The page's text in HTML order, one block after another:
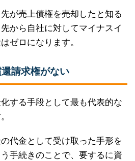
が売上債権を売却したと知る
から自社に対してマイナスイ
ゼロになります。
請求権がない
する手段として最も代表的な
代金として受け取った手形を
手続きのことで、要するに資